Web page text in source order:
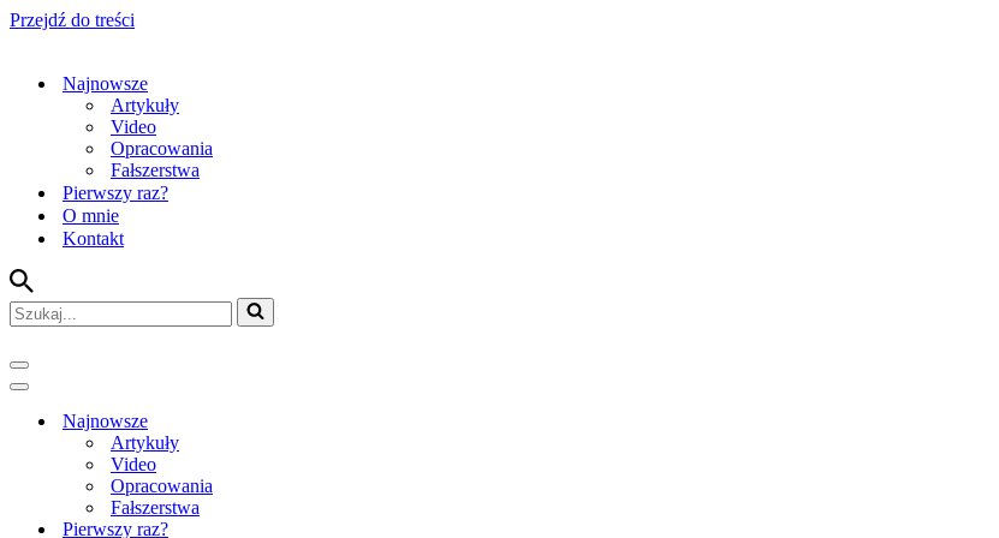
Przejdź do treści
Najnowsze
Artykuły
Video
Opracowania
Fałszerstwa
Pierwszy raz?
O mnie
Kontakt
Szukaj...
Menu
nawigacji
Menu
nawigacjiNajnowsze
Artykuły
Video
Opracowania
Fałszerstwa
Pierwszy raz?